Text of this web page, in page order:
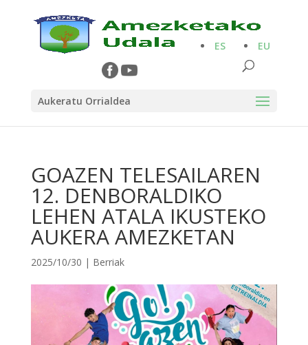
Aukeratu Orrialdea
ES EU
GOAZEN TELESAILAREN
12. DENBORALDIKO
LEHEN ATALA IKUSTEKO
AUKERA AMEZKETAN
2025/10/30 | Berriak